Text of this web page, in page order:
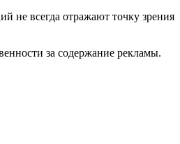
не всегда отражают точку зрения
за содержание рекламы.